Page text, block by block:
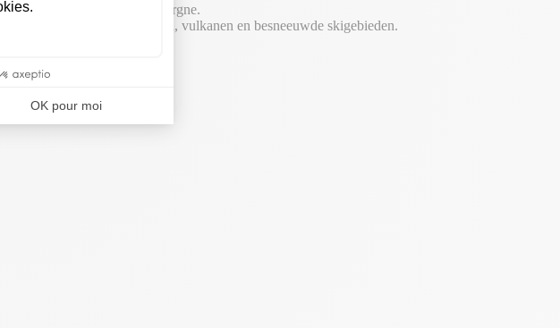
en de vulkanen van de Auvergne.
met rivieren, meren, bergen, vulkanen en besneeuwde skigebieden.